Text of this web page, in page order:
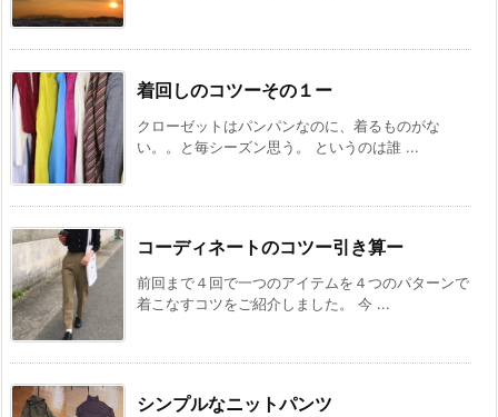
着回しのコツーその１ー
クローゼットはパンパンなのに、着るものがな
い。。と毎シーズン思う。 というのは誰 ...
コーディネートのコツー引き算ー
前回まで４回で一つのアイテムを４つのパターンで
着こなすコツをご紹介しました。 今 ...
シンプルなニットパンツ